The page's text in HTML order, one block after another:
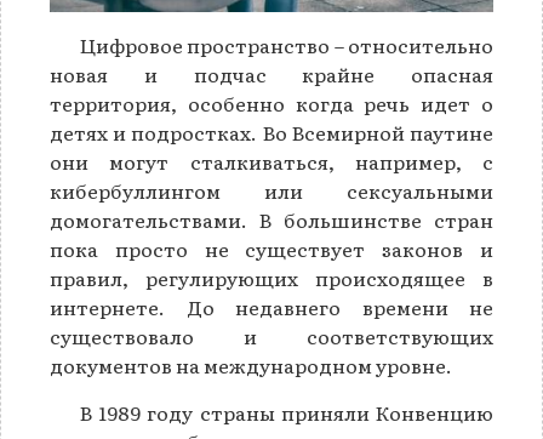
Цифровое пространство – относительно
новая и подчас крайне опасная
территория, особенно когда речь идет о
детях и подростках. Во Всемирной паутине
они могут сталкиваться, например, с
кибербуллингом или сексуальными
домогательствами. В большинстве стран
пока просто не существует законов и
правил, регулирующих происходящее в
интернете. До недавнего времени не
существовало и соответствующих
документов на международном уровне.
В 1989 году страны приняли Конвенцию